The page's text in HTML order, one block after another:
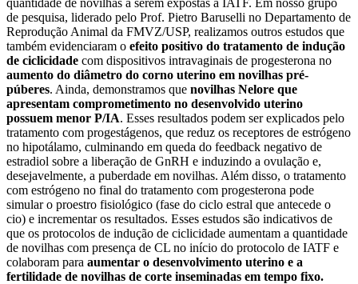
de pesquisa, liderado pelo Prof. Pietro Baruselli no Departamento de
Reprodução Animal da FMVZ/USP, realizamos outros estudos que
também evidenciaram o efeito positivo do tratamento de indução
de ciclicidade com dispositivos intravaginais de progesterona no
aumento do diâmetro do corno uterino em novilhas pré-
púberes. Ainda, demonstramos que novilhas Nelore que
apresentam comprometimento no desenvolvido uterino
possuem menor P/IA. Esses resultados podem ser explicados pelo
tratamento com progestágenos, que reduz os receptores de estrógeno
no hipotálamo, culminando em queda do feedback negativo de
estradiol sobre a liberação de GnRH e induzindo a ovulação e,
desejavelmente, a puberdade em novilhas. Além disso, o tratamento
com estrógeno no final do tratamento com progesterona pode
simular o proestro fisiológico (fase do ciclo estral que antecede o
cio) e incrementar os resultados. Esses estudos são indicativos de
que os protocolos de indução de ciclicidade aumentam a quantidade
de novilhas com presença de CL no início do protocolo de IATF e
colaboram para aumentar o desenvolvimento uterino e a
fertilidade de novilhas de corte inseminadas em tempo fixo.